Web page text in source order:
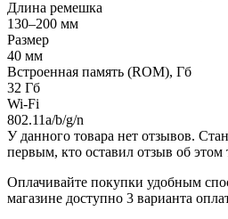
Длина ремешка
130–200 мм
Размер
40 мм
Встроенная память (ROM), Гб
32 Гб
Wi-Fi
802.11a/b/g/n
У данного товара нет отзывов.
первым, кто оставил отзыв об этом
Оплачивайте покупки удобным
магазине доступно 3 варианта